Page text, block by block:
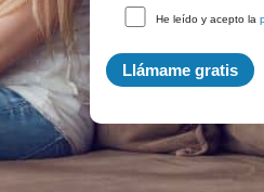
He leído y acepto la